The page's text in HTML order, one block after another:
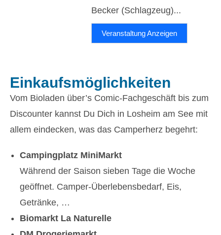
Becker (Schlagzeug)...
Veranstaltung Anzeigen
Einkaufsmöglichkeiten
Vom Bioladen über’s Comic-Fachgeschäft bis zum
Discounter kannst Du Dich in Losheim am See mit
allem eindecken, was das Camperherz begehrt:
Campingplatz MiniMarkt
Während der Saison sieben Tage die Woche
geöffnet. Camper-Überlebensbedarf, Eis,
Getränke, …
Biomarkt La Naturelle